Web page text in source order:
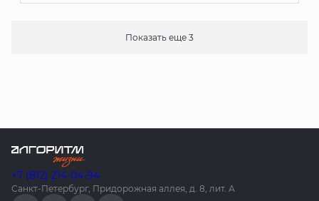
Показать еще 3
+7 (812) 214-04-94
Санкт-Петербург, Придорожная аллея, д. 8, лит. А